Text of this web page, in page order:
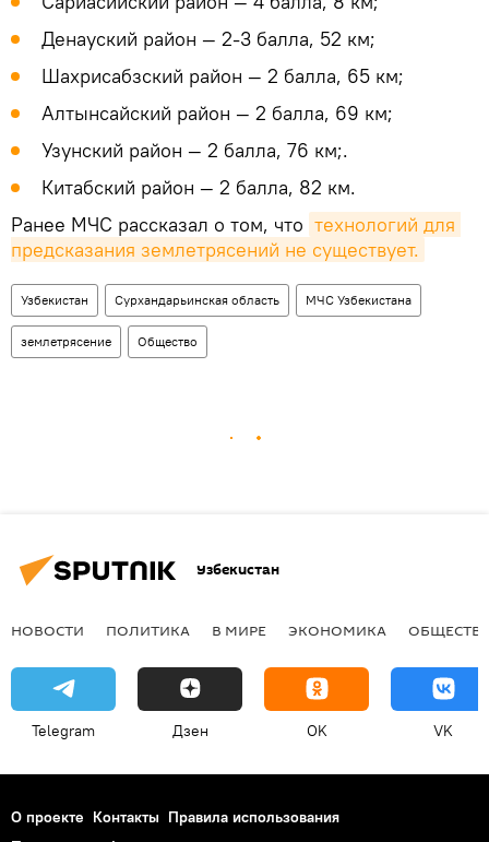
Денауский район — 2-3 балла, 52 км;
Шахрисабзский район — 2 балла, 65 км;
Алтынсайский район — 2 балла, 69 км;
Узунский район — 2 балла, 76 км;.
Китабский район — 2 балла, 82 км.
Ранее МЧС рассказал о том, что технологий для
предсказания землетрясений не существует.
Узбекистан Сурхандарьинская область МЧС Узбекистана
землетрясение Общество
Узбекистан
НОВОСТИ ПОЛИТИКА В МИРЕ ЭКОНОМИКА
Telegram Дзен OK VK
О проекте Контакты Правила использования